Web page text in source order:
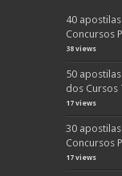
40
Concursos
38 views
50
dos Cursos
17 views
30
Concursos
17 views